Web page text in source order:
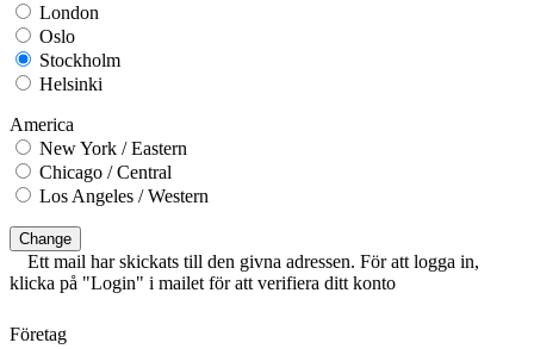
London
Oslo
Stockholm
Helsinki
America
New York / Eastern
Chicago / Central
Los Angeles / Western
Change
Ett mail har skickats till den givna adressen. För att logga in,
klicka på "Login" i mailet för att verifiera ditt konto
Företag